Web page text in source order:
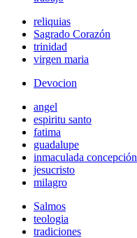
reliquias
Sagrado Corazón
trinidad
virgen maria
Devocion
angel
espiritu santo
fatima
guadalupe
inmaculada concepción
jesucristo
milagro
Salmos
teologia
tradiciones